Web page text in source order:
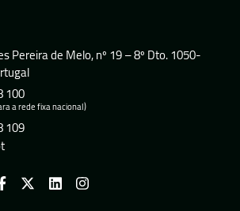
Pereira de Melo, nº 19 – 8º Dto. 1050-
100
a rede fixa nacional)
109